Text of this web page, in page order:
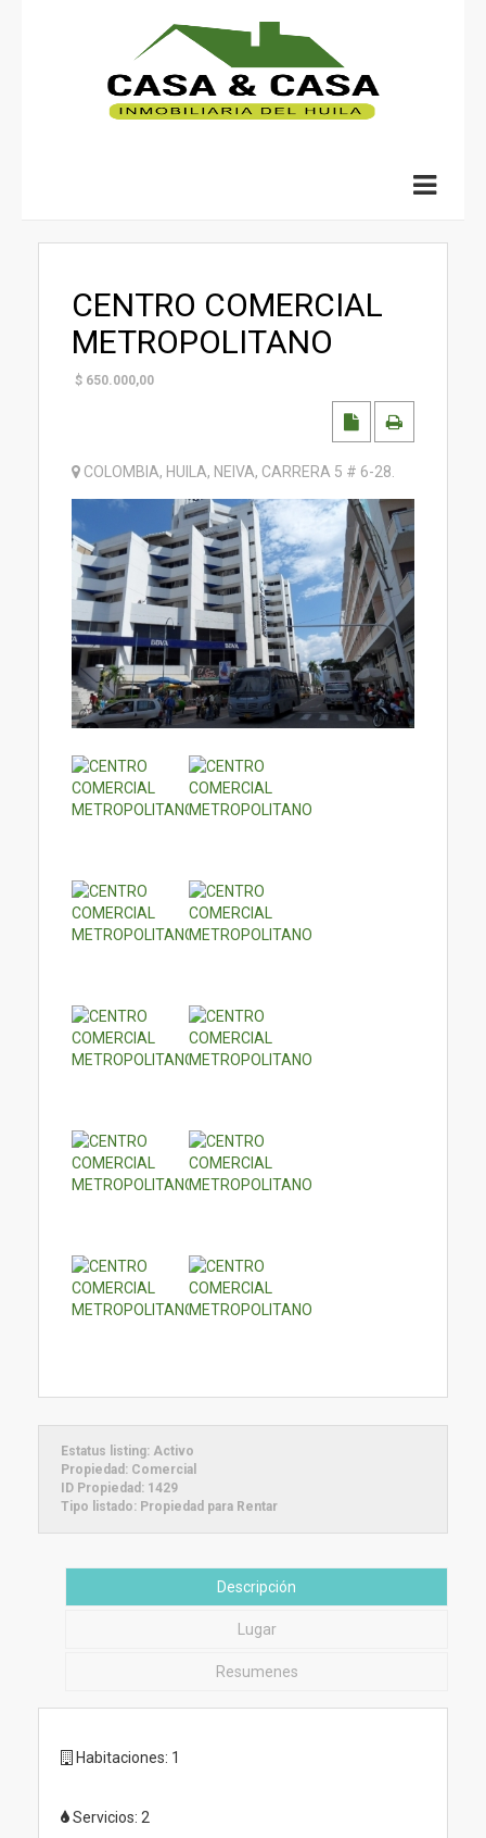
CENTRO COMERCIAL
METROPOLITANO
$ 650.000,00
COLOMBIA, HUILA, NEIVA, CARRERA 5 # 6-28
Estatus listing: Activo
Propiedad: Comercial
ID Propiedad: 1429
Tipo listado: Propiedad para Rentar
Descripción
Lugar
Resumenes
Habitaciones: 1
Servicios: 2